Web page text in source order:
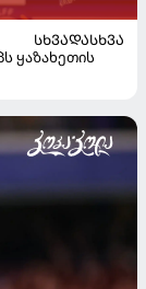
ᲡᲮᲕᲐᲓᲐᲡᲮᲕᲐ
ყაზახეთის